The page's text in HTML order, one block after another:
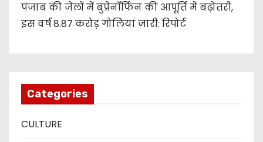
पंजाब की जेलों में बुप्रेनॉर्फिन की आपूर्ति में बढ़ोतरी,
इस वर्ष 8.87 करोड़ गोलियां जारी: रिपोर्ट
Categories
CULTURE